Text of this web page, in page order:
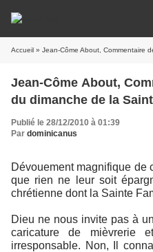
Accueil » Jean-Côme About, Commentaire de
Jean-Côme About,
du dimanche de la
Publié le 28/12/2010 à 01:39
Par dominicanus
Dévouement magnifique de
que rien ne leur soit
chrétienne dont la Sainte
Dieu ne nous invite pas à
caricature de mièvrerie
irresponsable. Non, Il